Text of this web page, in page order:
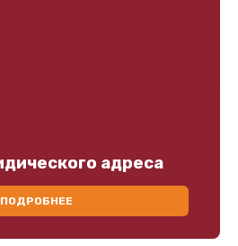
адреса
ПОДРОБНЕЕ